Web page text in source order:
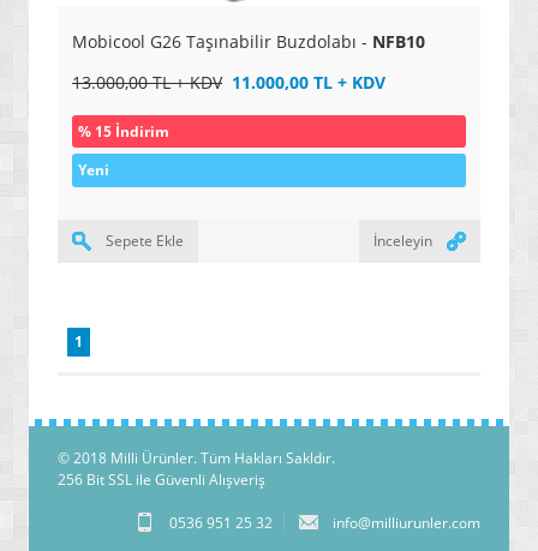
Mobicool G26 Taşınabilir Buzdolabı - NFB10
13.000,00 TL + KDV 11.000,00 TL + KDV
% 15 İndirim
Yeni
Sepete Ekle İnceleyin
1
© 2018 Milli Ürünler. Tüm Hakları Sakldır.
256 Bit SSL ile Güvenli Alışveriş
0536 951 25 32 info@milliurunler.com